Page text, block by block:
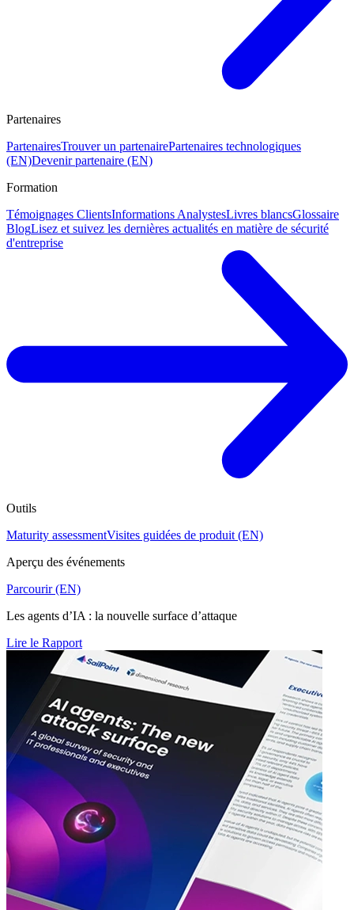
Partenaires
PartenairesTrouver un partenairePartenaires technologiques
(EN)Devenir partenaire (EN)
Formation
Témoignages ClientsInformations AnalystesLivres blancsGlossaire
BlogLisez et suivez les dernières actualités en matière de sécurité
d'entreprise
Outils
Maturity assessmentVisites guidées de produit (EN)
Aperçu des événements
Parcourir (EN)
Les agents d’IA : la nouvelle surface d’attaque
Lire le Rapport